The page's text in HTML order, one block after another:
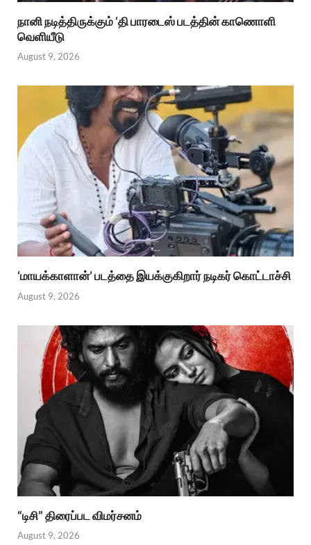
நானி நடித்திருக்கும் ‘தி பாரடைஸ் படத்தின் காணொளி
வெளியீடு
August 9, 2026
‘மாயக்காளான்’ படத்தை இயக்குகிறார் நடிகர் கொட்டாச்சி
August 9, 2026
“டிசி” திரைப்பட விமர்சனம்
August 9, 2026